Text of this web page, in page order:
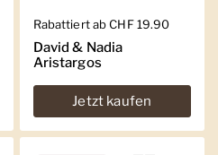
Regulärer Preis
Rabattiert ab CHF 19.90
David & Nadia
Aristargos
Jetzt kaufen